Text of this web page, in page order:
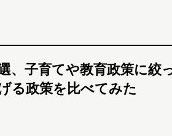
、子育てや教育政策に絞
る政策を比べてみた